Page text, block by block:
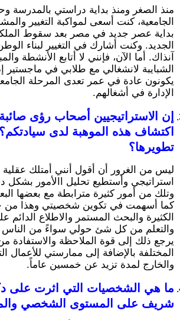
منذ الصغر ومنذ بداية دراستي بالمدرسة
الجامعية، كنت أسعى لمواكبة التغيير
بداية عصر جديد في مصر بعد سقوط
الجديد. وكنت أشارك في التغيير لبناء
آنذاك. أما الآن، فإنني لا أتابع الأنشطة
الشبايبة لانشغالي مع طلابي في ماجستير
يكونون عادة في عمر تعدى المرحلة
الإدارة في أشغالهم.
إن الاستراتيجيين أصحاب رؤى
اكتشاف هذه الموهبة لدى
تطويرها؟
ليس من الغرور أن أقول أنني أمتلك عقلية
استراتيجي وأستطيع تحليل االأمور بشكل
وتلك من أمور كثيرة مترابطة مع بعضها
كما أسهمت في تكوين شخصيتي وهذا من
الكثيرة والبحث المستمر والاطلاع
والتعلم من كل شئ حولي سواءً من الناس
يرجع ذلك إلى قوة الملاحظة والاستفادة
المختلفة بالإضافة إلى ممارستي للأعمال
والخارج لمدة تزيد عن خمسين عاماً.
ما هي الشخصيات التي اثرت على
شريف على المستوى الشخصي